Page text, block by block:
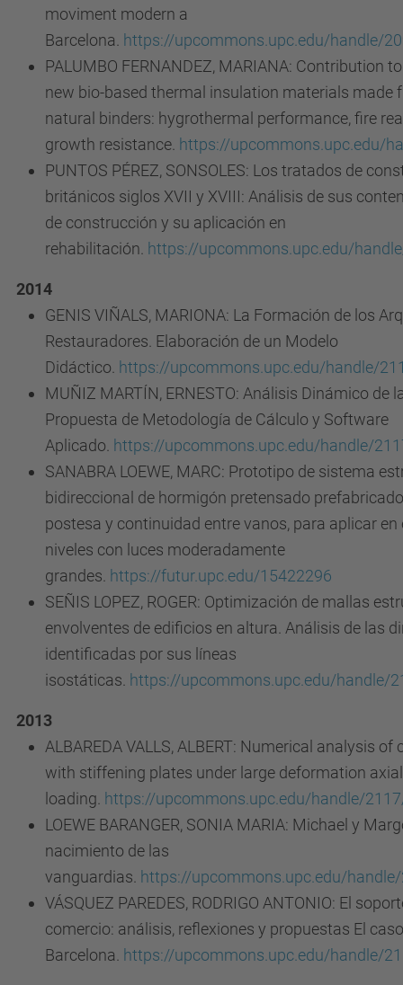
moviment modern a
Barcelona. https://upcommons.upc.edu/handle/
PALUMBO FERNANDEZ, MARIANA: Contribution
new bio-based thermal insulation materials made
natural binders: hygrothermal performance, fire
growth resistance. https://upcommons.upc.edu/
PUNTOS PÉREZ, SONSOLES: Los tratados de
británicos siglos XVII y XVIII: Análisis de sus
de construcción y su aplicación en
rehabilitación. https://upcommons.upc.edu/
2014
GENIS VIÑALS, MARIONA: La Formación de los
Restauradores. Elaboración de un Modelo
Didáctico. https://upcommons.upc.edu/handle/
MUÑIZ MARTÍN, ERNESTO: Análisis Dinámico de
Propuesta de Metodología de Cálculo y Software
Aplicado. https://upcommons.upc.edu/handle/
SANABRA LOEWE, MARC: Prototipo de sistema
bidireccional de hormigón pretensado
postesa y continuidad entre vanos, para aplicar
niveles con luces moderadamente
grandes. https://futur.upc.edu/15422296
SEÑIS LOPEZ, ROGER: Optimización de mallas
envolventes de edificios en altura. Análisis de las
identificadas por sus líneas
isostáticas. https://upcommons.upc.edu/handle/
2013
ALBAREDA VALLS, ALBERT: Numerical analysis
with stiffening plates under large deformation axial
loading. https://upcommons.upc.edu/handle/
LOEWE BARANGER, SONIA MARIA: Michael y
nacimiento de las
vanguardias. https://upcommons.upc.edu/
VÁSQUEZ PAREDES, RODRIGO ANTONIO: El
comercio: análisis, reflexiones y propuestas El
Barcelona. https://upcommons.upc.edu/handle/